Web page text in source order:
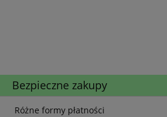
Bezpieczne zakupy
Różne formy płatności